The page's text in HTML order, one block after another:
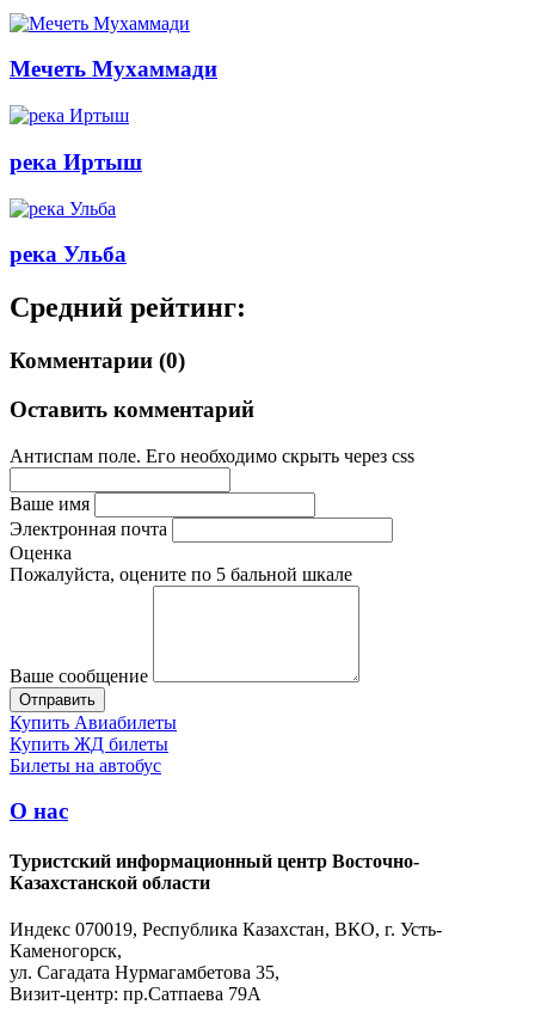
Мечеть Мухаммади
река Иртыш
река Ульба
Средний рейтинг:
Комментарии (0)
Оставить комментарий
Антиспам поле. Его необходимо скрыть через css
Ваше имя
Электронная почта
Оценка
Пожалуйста, оцените по 5 бальной шкале
Ваше сообщение
Купить Авиабилеты
Купить ЖД билеты
Билеты на автобус
О нас
Туристский информационный центр Восточно-
Казахстанской области
Индекс 070019, Республика Казахстан, ВКО, г. Усть-
Каменогорск,
ул. Сагадата Нурмагамбетова 35,
Визит-центр: пр.Сатпаева 79А